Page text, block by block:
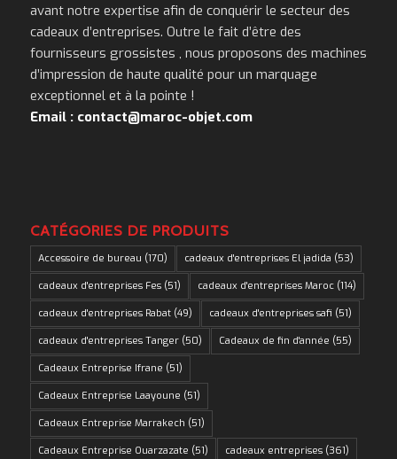
avant notre expertise afin de conquérir le secteur des
cadeaux d’entreprises. Outre le fait d’être des
fournisseurs grossistes , nous proposons des machines
d’impression de haute qualité pour un marquage
exceptionnel et à la pointe !
Email : contact@maroc-objet.com
CATÉGORIES DE PRODUITS
Accessoire de bureau (170) cadeaux d'entreprises El jadida (53)
cadeaux d'entreprises Fes(51) cadeaux d'entreprises Maroc(114)
cadeaux d'entreprises Rabat(49) cadeaux d'entreprises safi (51)
cadeaux d'entreprises Tanger(50) Cadeaux de fin d'année (55)
Cadeaux Entreprise Ifrane (51)
Cadeaux Entreprise Laayoune (51)
Cadeaux Entreprise Marrakech (51)
Cadeaux Entreprise Ouarzazate (51) cadeaux entreprises(361)